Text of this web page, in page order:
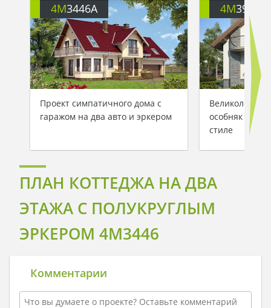
4M3446A
Проект симпатичного дома с
гаражом на два авто и эркером
4M391
особняк в
стиле
ПЛАН КОТТЕДЖА НА ДВА
ЭТАЖА С ПОЛУКРУГЛЫМ
ЭРКЕРОМ 4M3446
Комментарии